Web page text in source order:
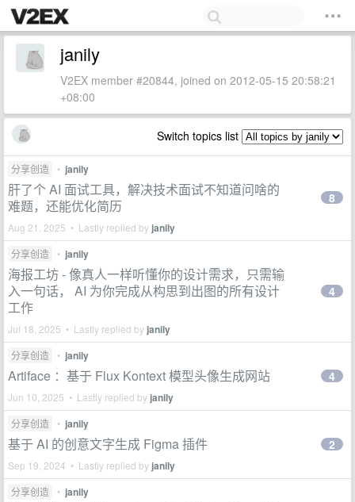
janily
V2EX member #20844, joined on 2012-05-15 20:58:21
+08:00
Switch topics list
分享创造 • janily
肝了个 AI 面试工具，解决技术面试不知道问啥的
难题，还能优化简历
Aug 21, 2025 • Lastly replied by janily
8
分享创造 • janily
海报工坊 - 像真人一样听懂你的设计需求，只需输
入一句话， AI 为你完成从构思到出图的所有设计
工作
Jul 18, 2025 • Lastly replied by janily
4
分享创造 • janily
Artiface ：基于 Flux Kontext 模型头像生成网站
Jun 10, 2025 • Lastly replied by janily
4
分享创造 • janily
基于 AI 的创意文字生成 Figma 插件
Sep 19, 2024 • Lastly replied by janily
2
分享创造 • janily